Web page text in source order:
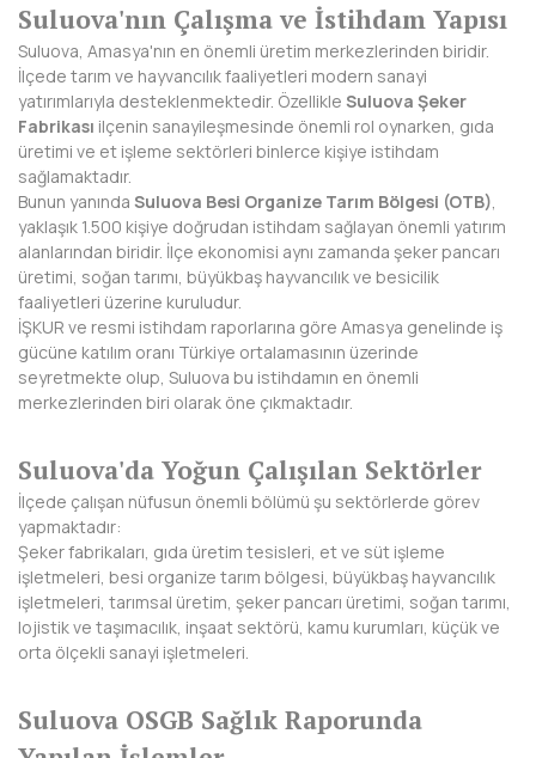
ÇANAKKALE
ÇANKIRI
ÇORUM
DENİZLİ
DİYARBAKIR
DÜZCE
EDİRNE
ELAZIĞ
ERZURUM
ESKİŞEHİR
GAZİANTEP
GİRESUN
HAKKARİ
Suluova'nın Çalışma ve İstihdam Yapısı
Suluova, Amasya'nın en önemli üretim merkezlerinden biridir.
İlçede tarım ve hayvancılık faaliyetleri modern sanayi
yatırımlarıyla desteklenmektedir. Özellikle Suluova Şeker
Fabrikası ilçenin sanayileşmesinde önemli rol oynarken, gıda
üretimi ve et işleme sektörleri binlerce kişiye istihdam
sağlamaktadır.
Bunun yanında Suluova Besi Organize Tarım Bölgesi (OTB)
yaklaşık 1.500 kişiye doğrudan istihdam sağlayan önemli yatırım
alanlarından biridir. İlçe ekonomisi aynı zamanda şeker pancarı
üretimi, soğan tarımı, büyükbaş hayvancılık ve besicilik
faaliyetleri üzerine kuruludur.
İŞKUR ve resmi istihdam raporlarına göre Amasya genelinde iş
gücüne katılım oranı Türkiye ortalamasının üzerinde
seyretmekte olup, Suluova bu istihdamın en önemli
merkezlerinden biri olarak öne çıkmaktadır.
Suluova'da Yoğun Çalışılan Sektörler
İlçede çalışan nüfusun önemli bölümü şu sektörlerde görev
yapmaktadır:
Şeker fabrikaları, gıda üretim tesisleri, et ve süt işleme
işletmeleri, besi organize tarım bölgesi, büyükbaş hayvancılık
işletmeleri, tarımsal üretim, şeker pancarı üretimi, soğan tarımı,
lojistik ve taşımacılık, inşaat sektörü, kamu kurumları, küçük ve
orta ölçekli sanayi işletmeleri.
Suluova OSGB Sağlık Raporunda